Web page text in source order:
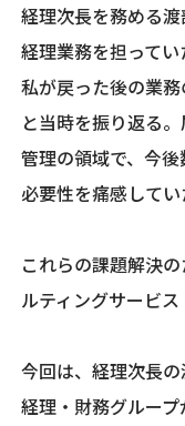
経理次長を務める
経理業務を担ってい
私が戻った後の業務
と当時を振り返る
管理の領域で、今
必要性を痛感してい
これらの課題解決
ルティングサービス
今回は、経理次長の
経理・財務グルー